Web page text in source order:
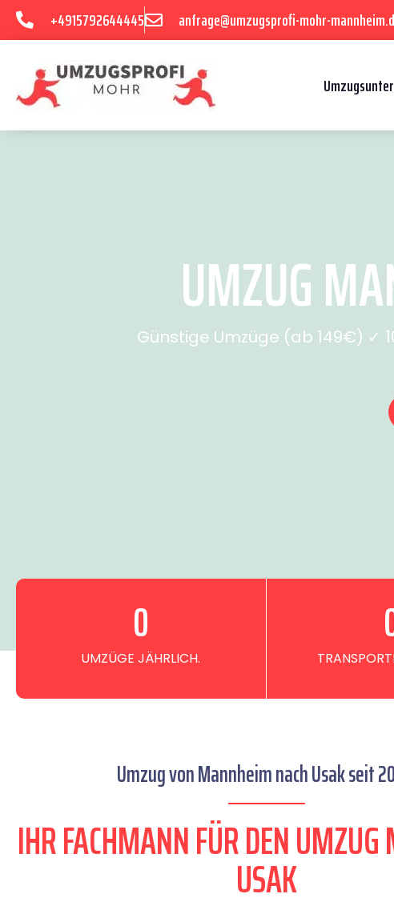
+4915792644445 anfrage@umzugsprofi-mohr-
UMZUG
Günstige Umzüge (ab 149€) ✓
UMZÜGE JÄHRLICH.
0
Umzug von Mannheim nach Usak seit
IHR FACHMANN FÜR DEN
USAK